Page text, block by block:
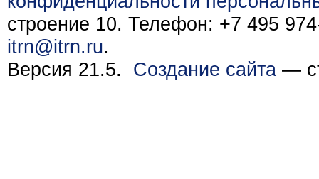
строение 10. Телефон: +7 495
itrn@itrn.ru.
Версия 21.5. Создание сайта —